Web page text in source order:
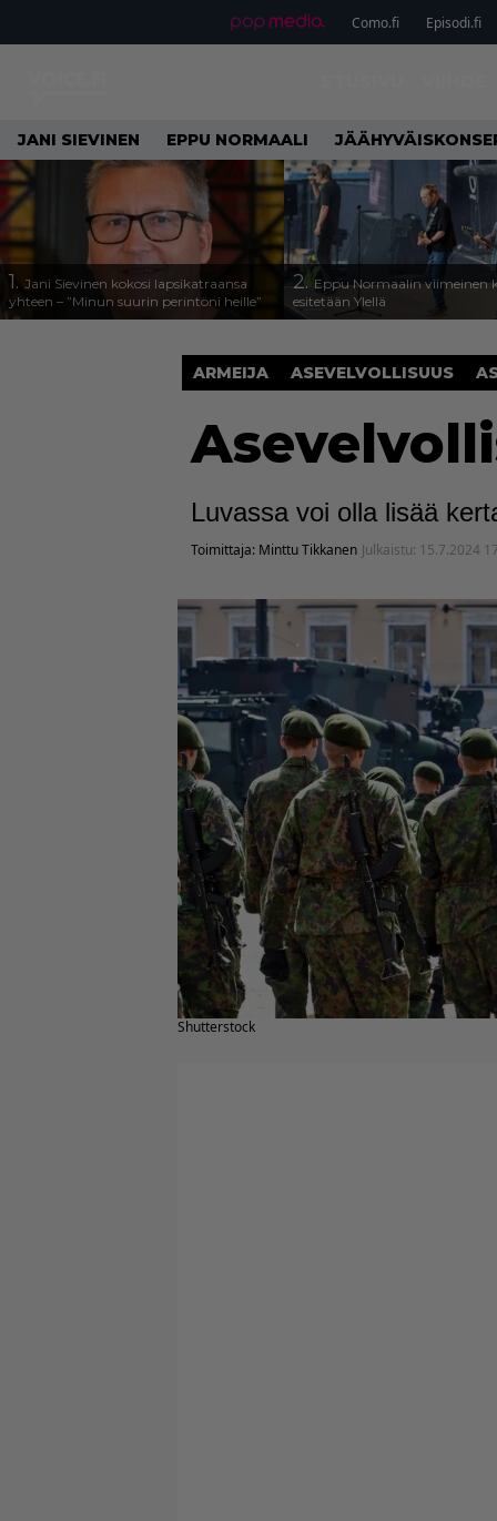
Como.fi Episodi.fi
JANI SIEVINEN EPPU NORMAALI
1. Jani Sievinen kokosi lapsikatraansa
yhteen – ”Minun suurin perintöni heille”
2. Eppu Normaalin viimeinen
esitetään Ylellä
ARMEIJA ASEVELVOLLISUUS
Luvassa voi olla lisää
Toimittaja: Minttu Tikkanen Julkaistu: 15.7.2024
Shutterstock